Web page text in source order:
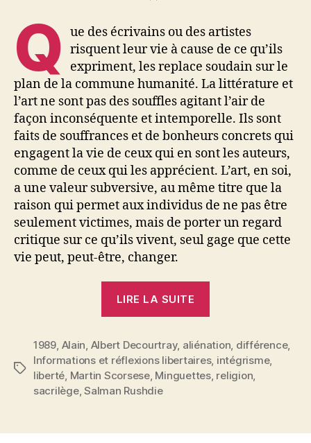
Q ue des écrivains ou des artistes
risquent leur vie à cause de ce qu’ils
expriment, les replace soudain sur le
plan de la commune humanité. La littérature et
l’art ne sont pas des souffles agitant l’air de
façon inconséquente et intemporelle. Ils sont
faits de souffrances et de bonheurs concrets qui
engagent la vie de ceux qui en sont les auteurs,
comme de ceux qui les apprécient. L’art, en soi,
a une valeur subversive, au même titre que la
raison qui permet aux individus de ne pas être
seulement victimes, mais de porter un regard
critique sur ce qu’ils vivent, seul gage que cette
vie peut, peut-être, changer.
LIRE LA SUITE
liberté
de
sacrilège »
Étiquettes
1989, Alain, Albert Decourtray, aliénation, différence,
Informations et réflexions libertaires, intégrisme,
liberté, Martin Scorsese, Minguettes, religion,
sacrilège,Salman Rushdie